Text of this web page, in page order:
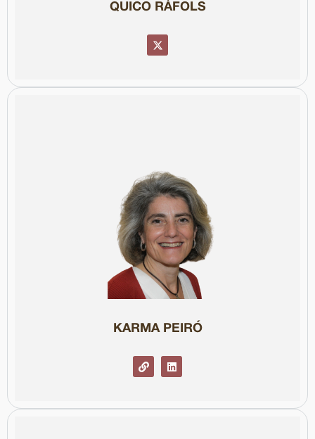
QUICO RÀFOLS
KARMA PEIRÓ
Periodista especialitzada en TIC des de 1995, és doctoranda a la
UPF amb recerca en Algorithmic Accountability Reporting. És
directora executiva de la Fundació Visualització per la
Transparència (ViT), que promou l’ús de dades obertes per
fomentar el rendiment de comptes i empoderar la ciutadania. El
2024 va ser Visiting Scholar a la Universitat d’Albany (EUA) i
professora d’Ètica i IA al Màster de Ciència de Dades de la UdG.
Forma part de comitès i projectes en IA, transparència i drets
digitals, i ha rebut diversos premis en comunicació i divulgació.